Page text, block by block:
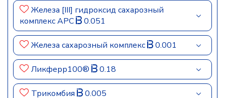
Железа [III] гидроксид сахарозный
комплекс АРС
0.051
Железа сахарозный комплекс 0.001
Ликферр100® 0.18
Трикомбия 0.005